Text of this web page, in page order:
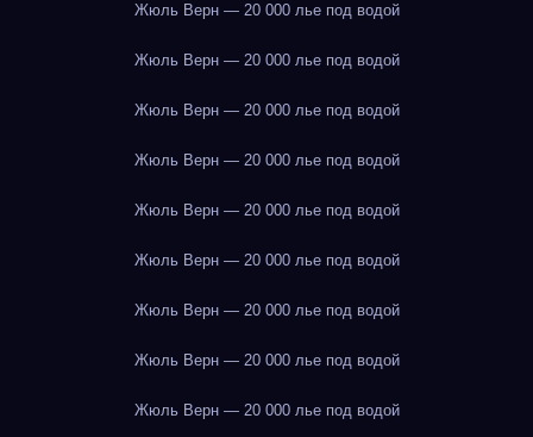
Жюль Верн — 20 000 лье под водой
Жюль Верн — 20 000 лье под водой
Жюль Верн — 20 000 лье под водой
Жюль Верн — 20 000 лье под водой
Жюль Верн — 20 000 лье под водой
Жюль Верн — 20 000 лье под водой
Жюль Верн — 20 000 лье под водой
Жюль Верн — 20 000 лье под водой
Жюль Верн — 20 000 лье под водой